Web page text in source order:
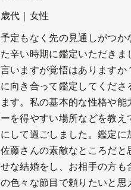
代｜女性
定もなく先の見通しがつか
辛い時期に鑑定いただきま
いますが覚悟はありますか
向き合って鑑定してくださ
す。私の基本的な性格や能
を得やすい場所などを教え
して過ごしました。鑑定に
藤さんの素敵なところだと
な結婚をし、お相手の方も
色々な節目で頼りたいと思